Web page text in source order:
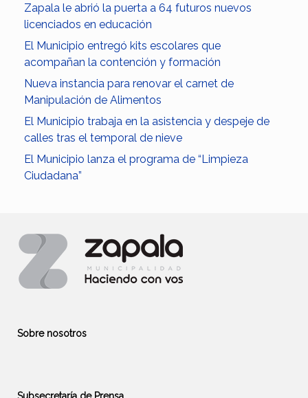
Zapala le abrió la puerta a 64 futuros nuevos
licenciados en educación
El Municipio entregó kits escolares que
acompañan la contención y formación
Nueva instancia para renovar el carnet de
Manipulación de Alimentos
El Municipio trabaja en la asistencia y despeje de
calles tras el temporal de nieve
El Municipio lanza el programa de “Limpieza
Ciudadana”
Sobre nosotros
Subsecretaría de Prensa